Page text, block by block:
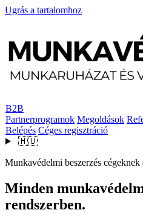
Ugrás a tartalomhoz
B2B
Partnerprogramok Megoldások
Belépés Céges regisztráció
🇭🇺
Munkavédelmi beszerzés
Minden
rendszerben.